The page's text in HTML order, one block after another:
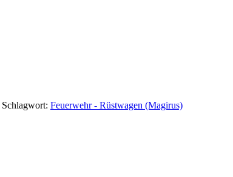
Schlagwort: Feuerwehr - Rüstwagen (Magirus)